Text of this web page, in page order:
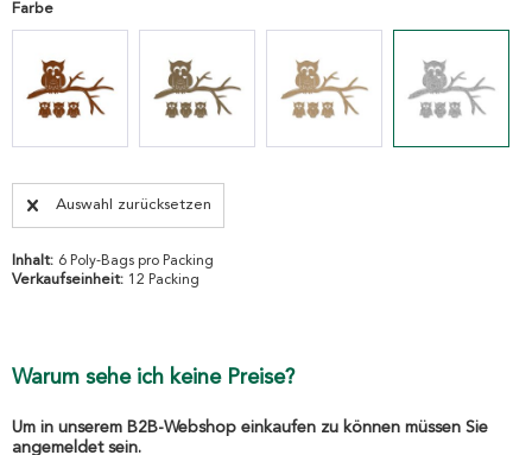
Farbe
Auswahl zurücksetzen
Inhalt: 6 Poly-Bags pro Packing
Verkaufseinheit: 12 Packing
Warum sehe ich keine Preise?
Um in unserem B2B-Webshop einkaufen zu können müssen Sie
angemeldet sein.